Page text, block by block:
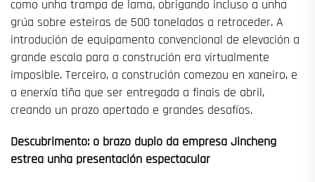
como unha trampa de lama, obrigando incluso a unha
grúa sobre esteiras de 500 toneladas a retroceder. A
introdución de equipamento convencional de elevación a
grande escala para a construción era virtualmente
imposible. Terceiro, a construción comezou en xaneiro, e
a enerxía tiña que ser entregada a finais de abril,
creando un prazo apertado e grandes desafíos.
Descubrimento: o brazo duplo da empresa Jincheng
estrea unha presentación espectacular